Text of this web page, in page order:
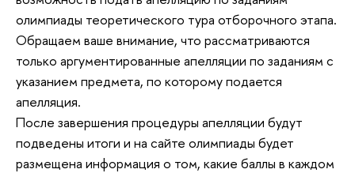
олимпиады теоретического тура отборочного этапа.
Обращаем ваше внимание, что рассматриваются
только аргументированные апелляции по заданиям с
указанием предмета, по которому подается
апелляция.
После завершения процедуры апелляции будут
подведены итоги и на сайте олимпиады будет
размещена информация о том, какие баллы в каждом